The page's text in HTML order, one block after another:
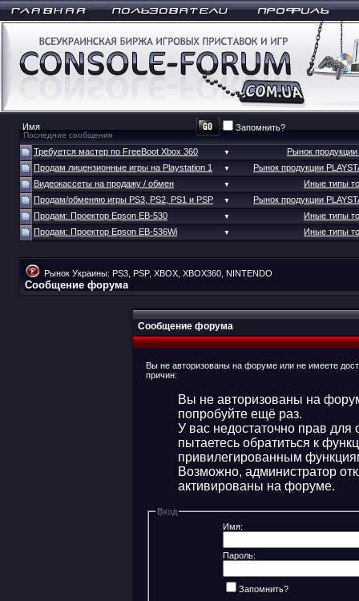
Запомнить?
Последние сообщения
Требуется мастер по FreeBoot Xbox 360 ▼
Рынок продукции
Продам лицензионные игры на Playstation 1
▼
Рынок продукции
Видеокассеты на продажу / обмен
▼
Иные типы
Продам/обменяю игры PS3, PS2, PS1 и PSP
▼
Рынок продукции
Продам: Проектор Epson EB-530
▼
Иные типы
Продам: Проектор Epson EB-536Wi
▼ Иные типы
Рынок Украины: PS3, PSP, XBOX, XBOX360, NINTENDO
Сообщение форума
Сообщение форума
Вы не авторизованы на форуме или не имеете
причин:
Вы не авторизованы на
попробуйте ещё раз.
У вас недостаточно прав
пытаетесь обратиться к
привилегированным
Возможно, администратор
активированы на форуме.
Вход
Имя:
Пароль:
Запомнить?